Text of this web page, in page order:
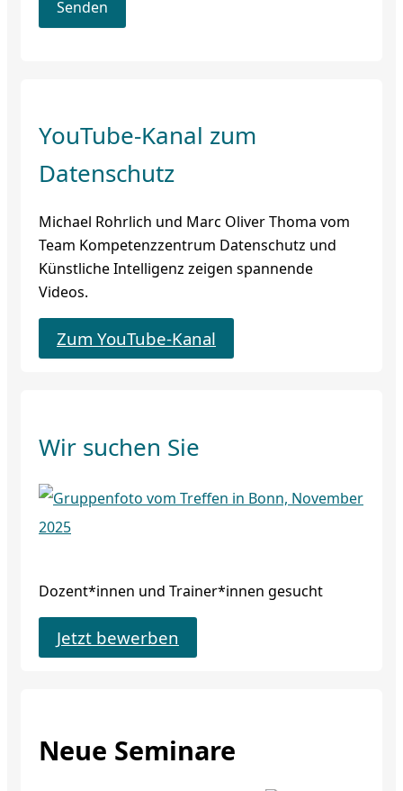
YouTube-Kanal zum
Datenschutz
Michael Rohrlich und Marc Oliver Thoma vom
Team Kompetenzzentrum Datenschutz und
Künstliche Intelligenz zeigen spannende
Videos.
Zum YouTube-Kanal
Wir suchen Sie
Dozent*innen und Trainer*innen gesucht
Jetzt bewerben
Neue Seminare